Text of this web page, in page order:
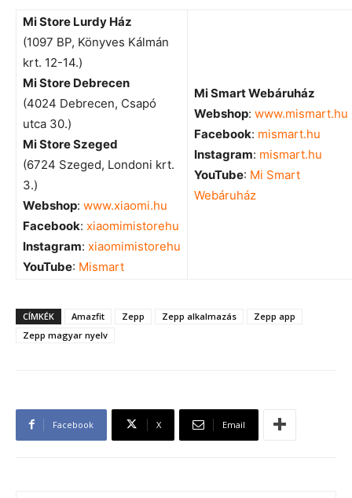
Mi Store Lurdy Ház
(1097 BP, Könyves Kálmán
krt. 12-14.)
Mi Store Debrecen
(4024 Debrecen, Csapó
utca 30.)
Mi Store Szeged
(6724 Szeged, Londoni krt.
3.)
Webshop: www.xiaomi.hu
Facebook: xiaomimistorehu
Instagram: xiaomimistorehu
YouTube: Mismart
Mi Smart Webáruház
Webshop: www.mismart.hu
Facebook: mismart.hu
Instagram: mismart.hu
YouTube: Mi Smart
Webáruház
CÍMKÉK Amazfit Zepp Zepp alkalmazás
Zepp app
Zepp magyar nyelv
Facebook X Email